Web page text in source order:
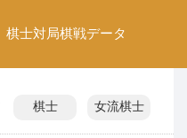
棋士対局棋戦データ
棋士 女流棋士